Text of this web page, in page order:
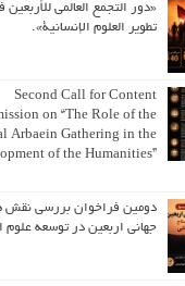
«دور التجمع العالمي للأربعين
تطوير العلوم الإنسانية».
Second Call for Content
on “The Role of the
Arbaein Gathering in the
of the Humanities”
دومین فراخوان بررسی نقش
جهانی اربعین در توسعه علوم